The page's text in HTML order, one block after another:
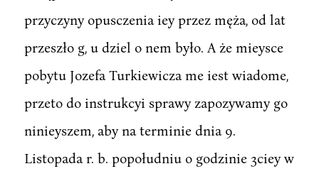
przyczyny opusczenia iey przez męża, od lat
przeszło g, u dziel o nem było. A że mieysce
pobytu Jozefa Turkiewicza me iest wiadome,
przeto do instrukcyi sprawy zapozywamy go
ninieyszem, aby na terminie dnia 9.
Listopada r. b. popołudniu o godzinie 3ciey w